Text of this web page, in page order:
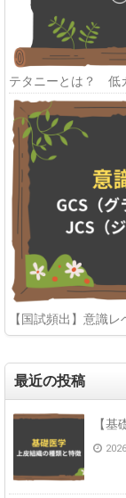
テタニーとは？ 低
【国試頻出】意識
最近の投稿
【